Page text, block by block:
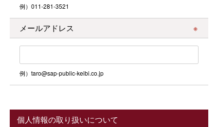
例）011-281-3521
メールアドレス
例）taro@sap-public-keibi.co.jp
個人情報の取り扱いについて